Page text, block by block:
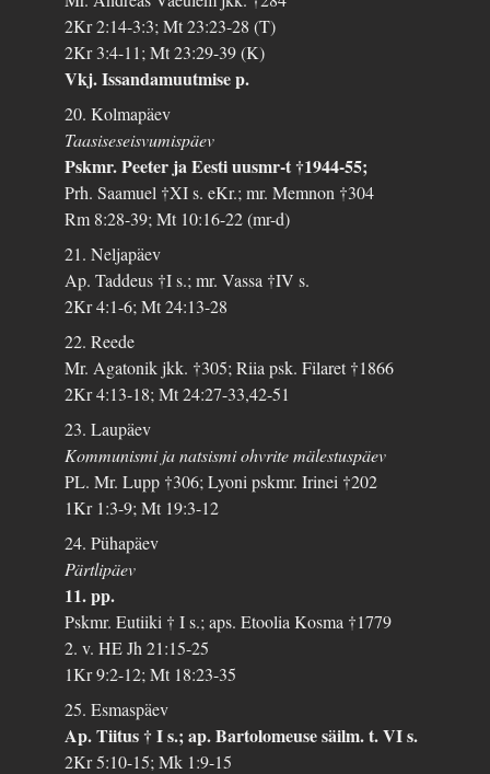
2Kr 2:14-3:3; Mt 23:23-28 (T)
2Kr 3:4-11; Mt 23:29-39 (K)
Vkj. Issandamuutmise p.
20. Kolmapäev
Taasiseseisvumispäev
Pskmr. Peeter ja Eesti uusmr-t †1944-55;
Prh. Saamuel †XI s. eKr.; mr. Memnon †304
Rm 8:28-39; Mt 10:16-22 (mr-d)
21. Neljapäev
Ap. Taddeus †I s.; mr. Vassa †IV s.
2Kr 4:1-6; Mt 24:13-28
22. Reede
Mr. Agatonik jkk. †305; Riia psk. Filaret †1866
2Kr 4:13-18; Mt 24:27-33,42-51
23. Laupäev
Kommunismi ja natsismi ohvrite mälestuspäev
PL. Mr. Lupp †306; Lyoni pskmr. Irinei †202
1Kr 1:3-9; Mt 19:3-12
24. Pühapäev
Pärtlipäev
11. pp.
Pskmr. Eutiiki † I s.; aps. Etoolia Kosma †1779
2. v. HE Jh 21:15-25
1Kr 9:2-12; Mt 18:23-35
25. Esmaspäev
Ap. Tiitus † I s.; ap. Bartolomeuse säilm. t. VI s.
2Kr 5:10-15; Mk 1:9-15